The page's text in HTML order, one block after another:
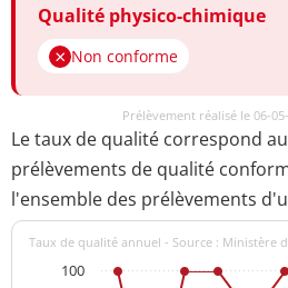
Qualité physico-chimique
Non conforme
Prélèvement réalisé le 06-
Le taux de qualité correspond
prélèvements de qualité
l'ensemble des prélèvements
Taux de qualité annuel - Source : Ministère
100